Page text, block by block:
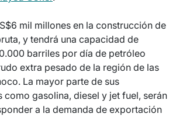
mil millones en la construcción de
y tendrá una capacidad de
barriles por día de petróleo
extra pesado de la región de las
La mayor parte de sus
como gasolina, diesel y jet fuel, serán
a la demanda de exportación